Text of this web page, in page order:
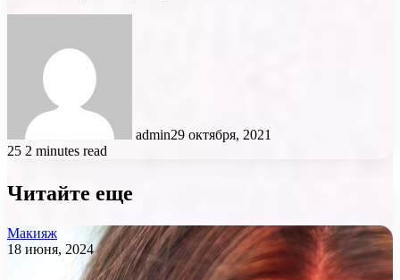
admin29 октября, 2021
25 2 minutes read
Читайте еще
Макияж
18 июня, 2024